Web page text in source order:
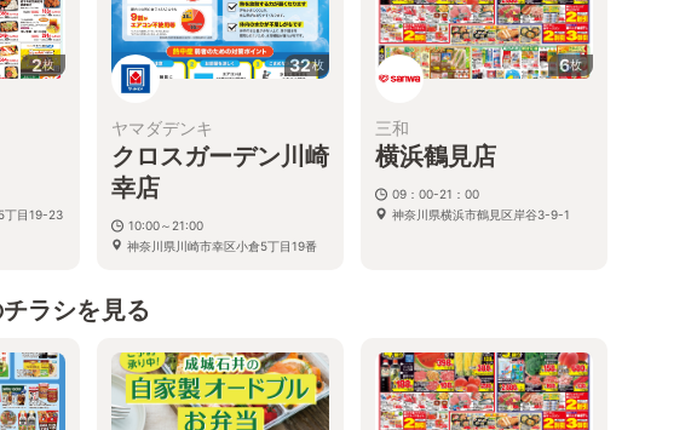
2枚
丁目19-23
32枚
ヤマダデンキ
クロスガーデン川崎
幸店
10:00～21:00
神奈川県川崎市幸区小倉5丁目19番
6枚
三和
横浜鶴見店
09：00-21：00
神奈川県横浜市鶴見区岸谷3-9-1
ラシを見る